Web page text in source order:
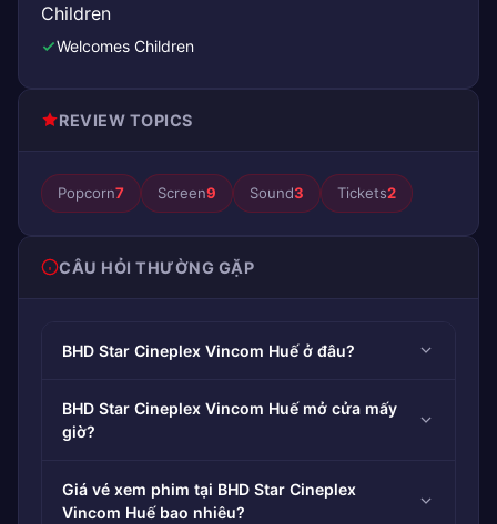
Children
Welcomes Children
REVIEW TOPICS
Popcorn7 Screen9 Sound3 Tickets2
CÂU HỎI THƯỜNG GẶP
BHD Star Cineplex Vincom Huế ở đâu?
BHD Star Cineplex Vincom Huế mở cửa mấy
giờ?
Giá vé xem phim tại BHD Star Cineplex
Vincom Huế bao nhiêu?